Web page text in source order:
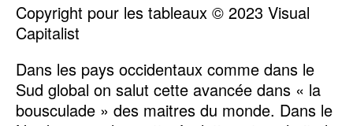
Copyright pour les tableaux © 2023 Visual
Capitalist
Dans les pays occidentaux comme dans le
Sud global on salut cette avancée dans « la
bousculade » des maitres du monde. Dans le